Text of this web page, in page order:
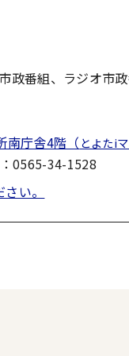
政番組、ラジオ市
庁舎4階（ とよたi
0565-34-1528
い。